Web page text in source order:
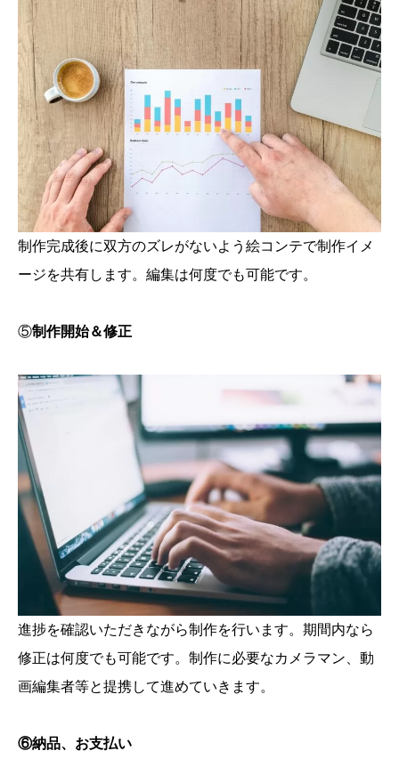
制作完成後に双方のズレがないよう絵コンテで制作イメ
ージを共有します。編集は何度でも可能です。
⑤制作開始＆修正
進捗を確認いただきながら制作を行います。期間内なら
修正は何度でも可能です。制作に必要なカメラマン、動
画編集者等と提携して進めていきます。
⑥納品、お支払い